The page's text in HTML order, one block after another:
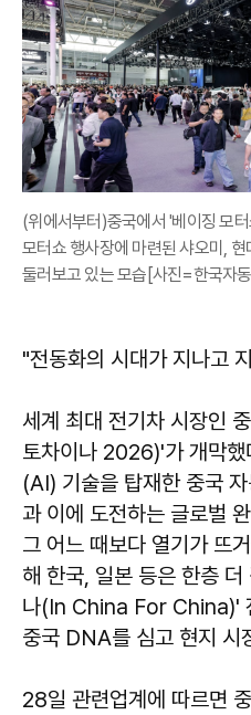
(위에서부터)중국에서 '베이징 모
모터쇼 행사장에 마련된 샤오미,
둘러보고 있는 모습[사진=한국자
"전동화의 시대가 지나고
세계 최대 전기차 시장인
토차이나 2026)'가 개막했
(AI) 기술을 탑재한 중국
과 이에 도전하는 글로벌
그 어느 때보다 열기가 뜨
해 한국, 일본 등은 한층 더
나(In China For China)'
중국 DNA를 심고 현지 시
28일 관련업계에 따르면